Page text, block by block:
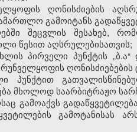
ღონისძიების
გამოიტანს
შეცვლის შესახებ,
წესით აღსრულებისათვის;
პირველი პუნქტის
პუნქტით
მხოლოდ საარბიტრაჟო
გამოაქვს
გამოტანისას